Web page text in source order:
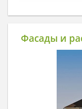
Фасады и